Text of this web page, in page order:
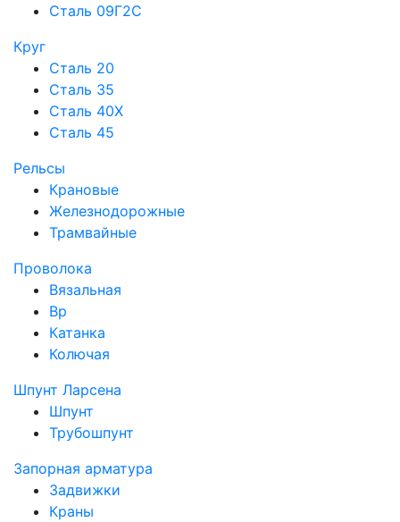
Сталь 09Г2С
Круг
Сталь 20
Сталь 35
Сталь 40Х
Сталь 45
Рельсы
Крановые
Железнодорожные
Трамвайные
Проволока
Вязальная
Вр
Катанка
Колючая
Шпунт Ларсена
Шпунт
Трубошпунт
Запорная арматура
Задвижки
Краны